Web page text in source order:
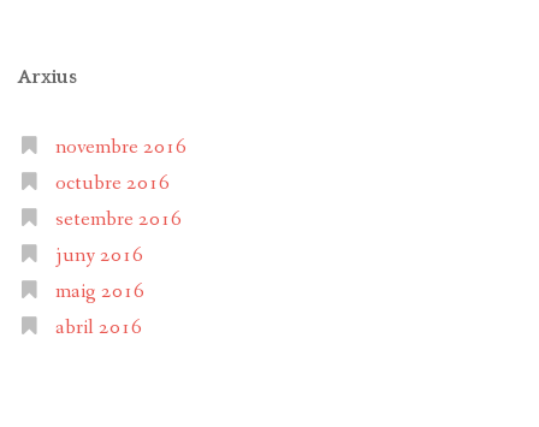
Arxius
novembre 2016
octubre 2016
setembre 2016
juny 2016
maig 2016
abril 2016